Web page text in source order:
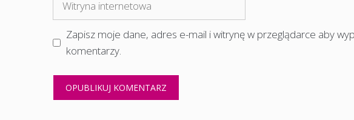
internetowa
Zapisz moje dane, adres e-mail i witrynę w przeglądarce aby
komentarzy.